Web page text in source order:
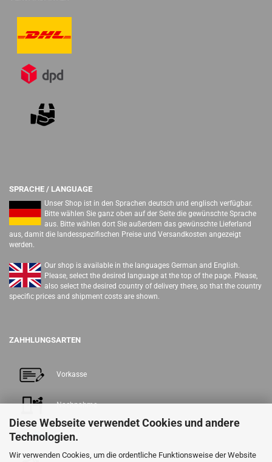
Diese Webseite verwendet Cookies und andere
Technologien.
Wir verwenden Cookies, um die ordentliche Funktionsweise der Website
SPRACHE / LANGUAGE
Unser Shop ist in den Sprachen deutsch und englisch verfügbar.
Bitte wählen Sie ganz oben auf der Seite die gewünschte Sprache
aus. Bitte wählen dort Sie außerdem das gewünschte Lieferland
aus, damit die landesspezifischen Preise und Versandkosten angezeigt
werden.
Our shop is available in the languages German and English.
Please, select the desired language at the top of the page. Please,
also select the desired country of delivery there, so that the country
specific prices and shipment costs are shown.
ZAHHLUNGSARTEN
Vorkasse
Nachnahme
PayPal